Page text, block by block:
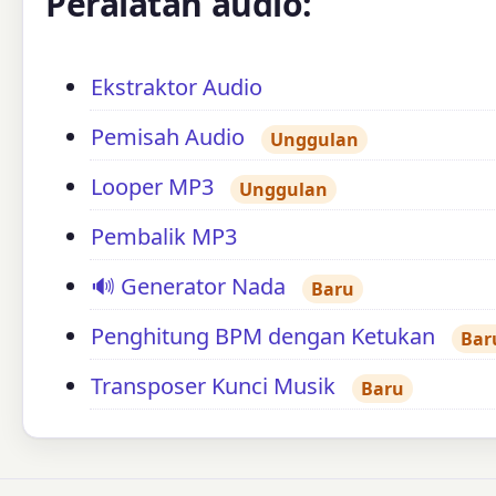
Ekstraktor Audio
Pemisah Audio
Unggulan
Looper MP3 Unggulan
Pembalik MP3
🔊 Generator Nada
Baru
Penghitung BPM dengan Ketukan
Transposer Kunci Musik Baru